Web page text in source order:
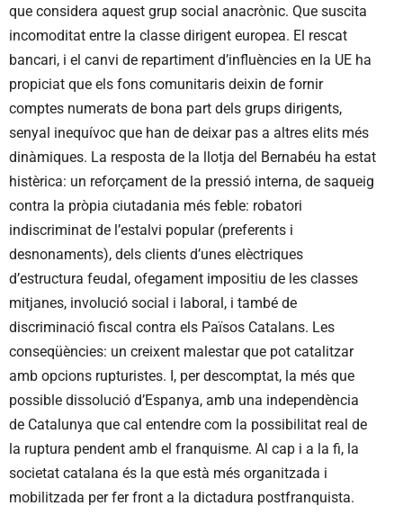
que considera aquest grup social anacrònic. Que suscita
incomoditat entre la classe dirigent europea. El rescat
bancari, i el canvi de repartiment d’influències en la UE ha
propiciat que els fons comunitaris deixin de fornir
comptes numerats de bona part dels grups dirigents,
senyal inequívoc que han de deixar pas a altres elits més
dinàmiques. La resposta de la llotja del Bernabéu ha estat
histèrica: un reforçament de la pressió interna, de saqueig
contra la pròpia ciutadania més feble: robatori
indiscriminat de l’estalvi popular (preferents i
desnonaments), dels clients d’unes elèctriques
d’estructura feudal, ofegament impositiu de les classes
mitjanes, involució social i laboral, i també de
discriminació fiscal contra els Països Catalans. Les
conseqüències: un creixent malestar que pot catalitzar
amb opcions rupturistes. I, per descomptat, la més que
possible dissolució d’Espanya, amb una independència
de Catalunya que cal entendre com la possibilitat real de
la ruptura pendent amb el franquisme. Al cap i a la fi, la
societat catalana és la que està més organitzada i
mobilitzada per fer front a la dictadura postfranquista.